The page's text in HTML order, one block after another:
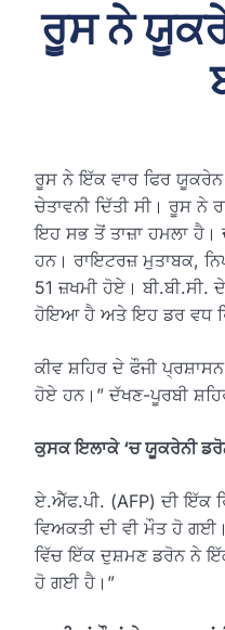
ਰੂਸ ਨੇ
ਰੂਸ ਨੇ ਇੱਕ ਵਾਰ ਫਿਰ ਯੂਕਰੇਨ
ਚੇਤਾਵਨੀ ਦਿੱਤੀ ਸੀ। ਰੂਸ
ਇਹ ਸਭ ਤੋਂ ਤਾਜ਼ਾ ਹਮਲਾ
ਹਨ। ਰਾਇਟਰਜ਼ ਮੁਤਾਬਕ,
51 ਜ਼ਖਮੀ ਹੋਏ। ਬੀ.ਬੀ.ਸੀ.
ਹੋਇਆ ਹੈ ਅਤੇ ਇਹ ਡਰ ਵਧ
ਕੀਵ ਸ਼ਹਿਰ ਦੇ ਫੌਜੀ
ਹੋਏ ਹਨ।” ਦੱਖਣ-ਪੂਰਬੀ
ਕੁਸਕ ਇਲਾਕੇ ‘ਚ ਯੂਕਰੇਨੀ
ਏ.ਐੱਫ.ਪੀ. (AFP) ਦੀ ਇੱਕ
ਵਿਅਕਤੀ ਦੀ ਵੀ ਮੌਤ ਹੋ
ਵਿੱਚ ਇੱਕ ਦੁਸ਼ਮਣ ਡਰੋਨ ਨੇ ਇੱਕ
ਹੋ ਗਈ ਹੈ।”